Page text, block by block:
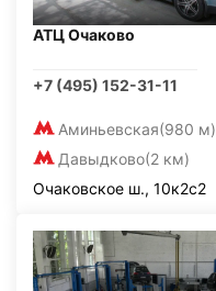
АТЦ Очаково
+7 (495) 152-31-11
Аминьевская(980 м)
Давыдково(2 км)
Очаковское ш., 10к2с2